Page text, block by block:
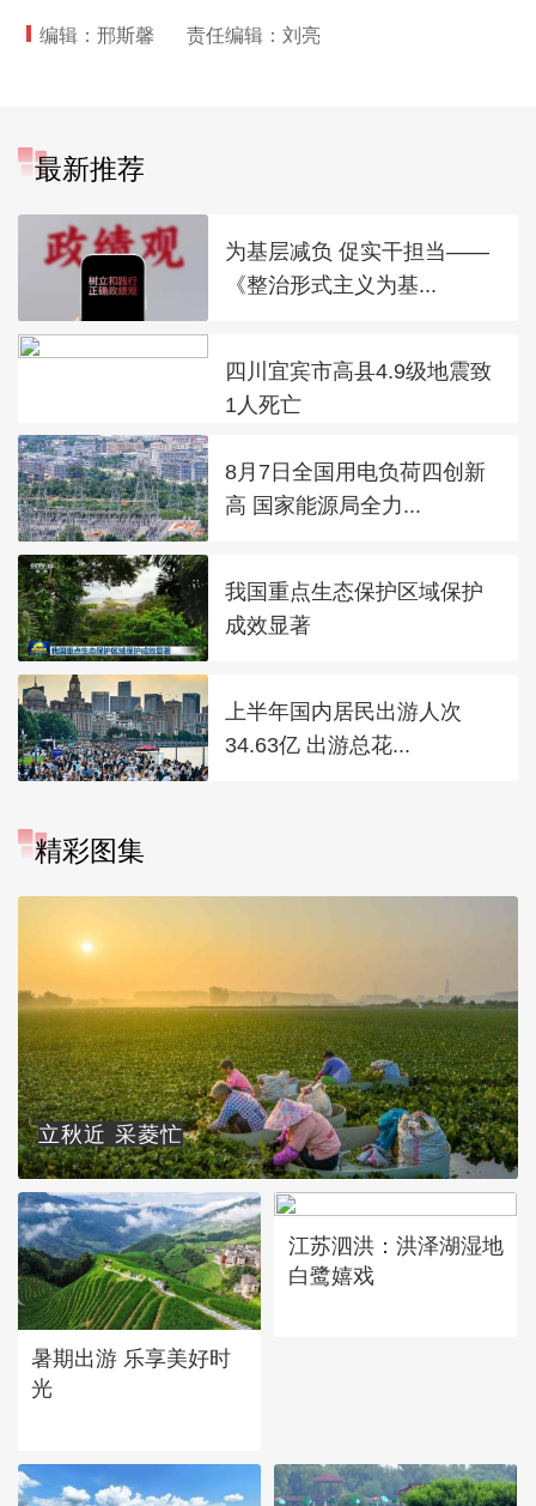
编辑：邢斯馨 责任编辑：刘亮
最新推荐
为基层减负 促实干担当——
《整治形式主义为基...
四川宜宾市高县4.9级地震致
1人死亡
8月7日全国用电负荷四创新
高 国家能源局全力...
我国重点生态保护区域保护
成效显著
上半年国内居民出游人次
34.63亿 出游总花...
精彩图集
立秋近 采菱忙
暑期出游 乐享美好时
光
江苏泗洪：洪泽湖湿地
白鹭嬉戏